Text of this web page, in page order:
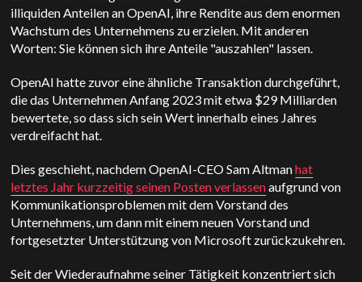
illiquiden Anteilen an OpenAI, ihre Rendite aus dem enormen
Wachstum des Unternehmens zu erzielen. Mit anderen
Worten: Sie können sich ihre Anteile "auszahlen" lassen.
OpenAI hatte zuvor eine ähnliche Transaktion durchgeführt,
die das Unternehmen Anfang 2023 mit etwa $29 Milliarden
bewertete, so dass sich sein Wert innerhalb eines Jahres
verdreifacht hat.
Dies geschieht, nachdem OpenAI-CEO Sam Altmanhat
letztes Jahr kurzzeitig seinen Posten verlassenaufgrund von
Kommunikationsproblemen mit dem Vorstand des
Unternehmens, um dann mit einem neuen Vorstand und
fortgesetzter Unterstützung von Microsoft zurückzukehren.
Seit der Wiederaufnahme seiner Tätigkeit konzentriert sich